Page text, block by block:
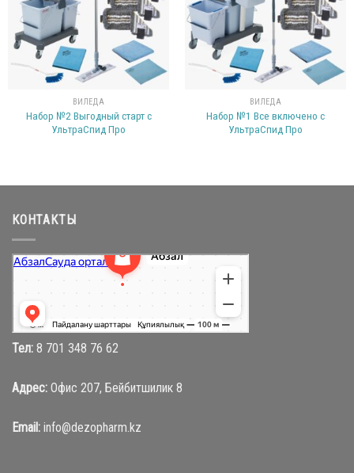
ВИЛЕДА
Набор №2 Выгодный старт с
УльтраСпид Про
ВИЛЕДА
Набор №1 Все включено с
УльтраСпид Про
КОНТАКТЫ
Абзал
Торговый центр в Караганде
Магазин одежды в Караганде
Тел: 8 701 348 76 62
Адрес: Офис 207, Бейбитшилик 8
Email: info@dezopharm.kz